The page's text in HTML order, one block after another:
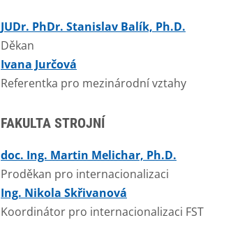
JUDr. PhDr. Stanislav Balík, Ph.D.
Děkan
Ivana Jurčová
Referentka pro mezinárodní vztahy
FAKULTA STROJNÍ
doc. Ing. Martin Melichar, Ph.D.
Proděkan pro internacionalizaci
Ing. Nikola Skřivanová
Koordinátor pro internacionalizaci FST